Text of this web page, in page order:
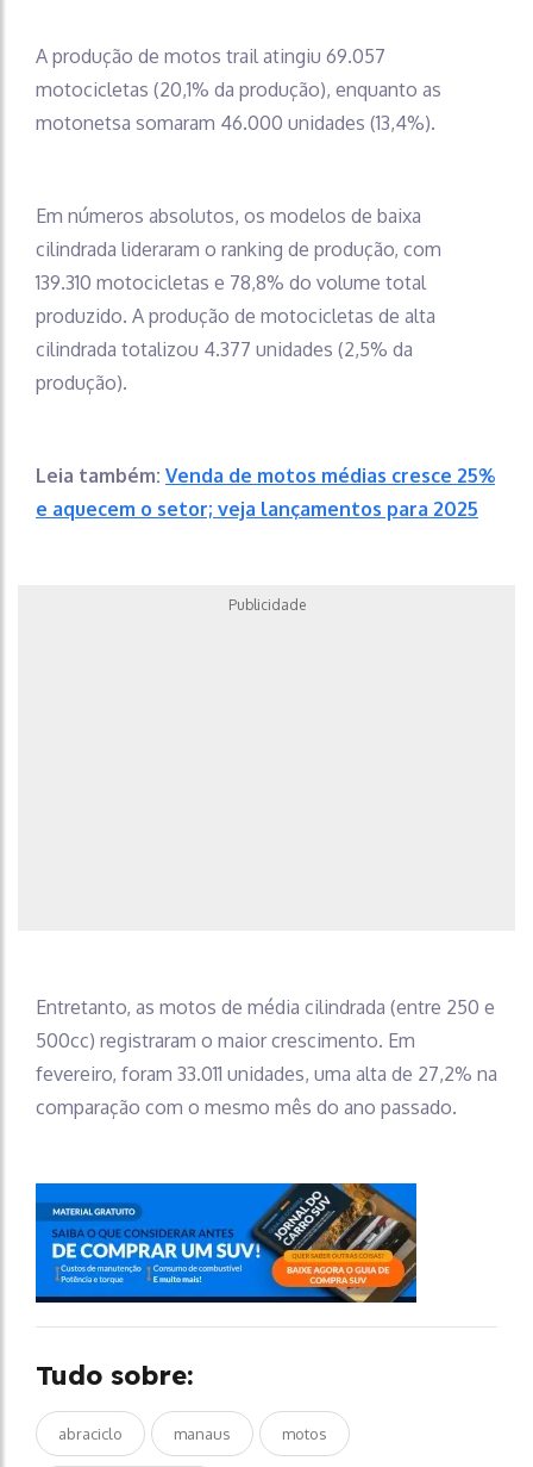
A produção de motos trail atingiu 69.057
motocicletas (20,1% da produção), enquanto as
motonetsa somaram 46.000 unidades (13,4%).
Em números absolutos, os modelos de baixa
cilindrada lideraram o ranking de produção, com
139.310 motocicletas e 78,8% do volume total
produzido. A produção de motocicletas de alta
cilindrada totalizou 4.377 unidades (2,5% da
produção).
Leia também: Venda de motos médias cresce 25%
e aquecem o setor; veja lançamentos para 2025
Publicidade
Entretanto, as motos de média cilindrada (entre 250 e
500cc) registraram o maior crescimento. Em
fevereiro, foram 33.011 unidades, uma alta de 27,2% na
comparação com o mesmo mês do ano passado.
Tudo sobre:
abraciclo manaus motos